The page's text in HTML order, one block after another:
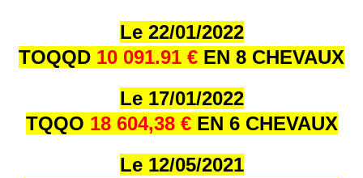
Le 22/01/2022
TOQQD 10 091.91 € EN 8 CHEVAUX
Le 17/01/2022
TQQO 18 604,38 € EN 6 CHEVAUX
Le 12/05/2021